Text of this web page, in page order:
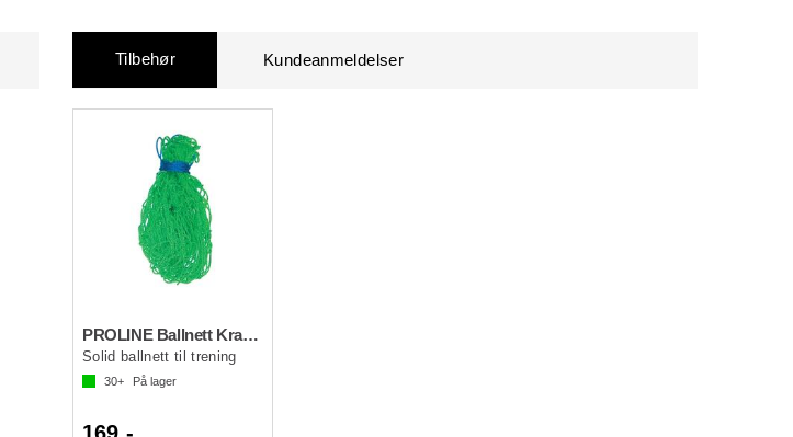
Tilbehør Kundeanmeldelser
PROLINE Ballnett Kraftig Grønn 0
Solid ballnett til trening
30+ På lager